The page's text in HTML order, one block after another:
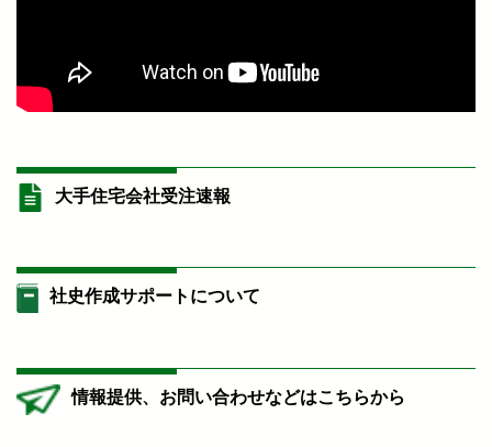
大手住宅会社受注速報
社史作成サポートについて
情報提供、お問い合わせなどはこちらから